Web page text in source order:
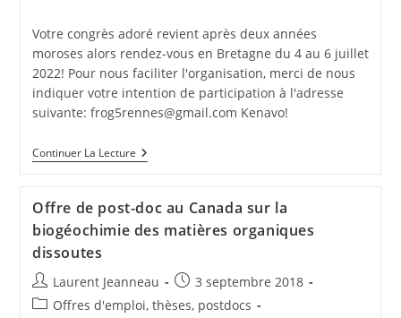
Votre congrès adoré revient après deux années
moroses alors rendez-vous en Bretagne du 4 au 6 juillet
2022! Pour nous faciliter l'organisation, merci de nous
indiquer votre intention de participation à l'adresse
suivante: frog5rennes@gmail.com Kenavo!
Continuer La Lecture
Offre de post-doc au Canada sur la
biogéochimie des matières organiques
dissoutes
Laurent Jeanneau
3 septembre 2018
Offres d'emploi, thèses, postdocs